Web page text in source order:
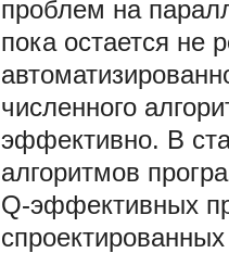
проблем на
пока остается не
численного
эффективно. В
алгоритмов
Q-эффективных